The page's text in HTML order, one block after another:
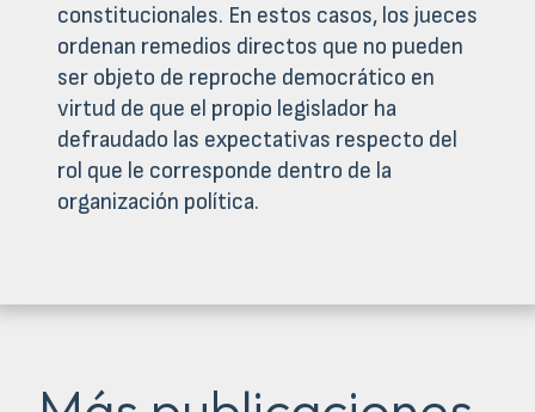
constitucionales. En estos casos, los jueces
ordenan remedios directos que no pueden
ser objeto de reproche democrático en
virtud de que el propio legislador ha
defraudado las expectativas respecto del
rol que le corresponde dentro de la
organización política.